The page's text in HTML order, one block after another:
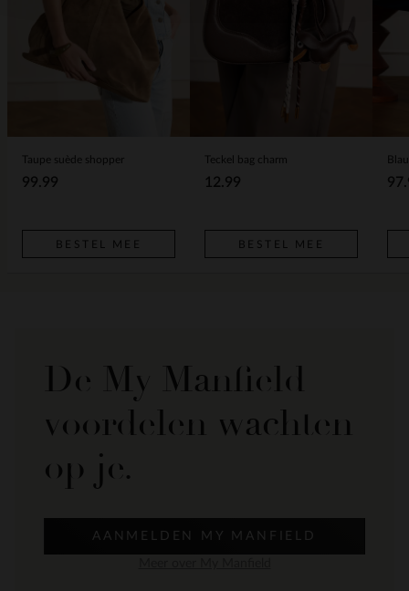
Taupe suède shopper
99.99
BESTEL MEE
Teckel bag charm
12.99
BESTEL MEE
De My Manfield
voordelen wachten
op je.
AANMELDEN MY MANFIELD